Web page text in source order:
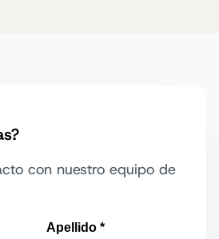
con nuestro equipo de